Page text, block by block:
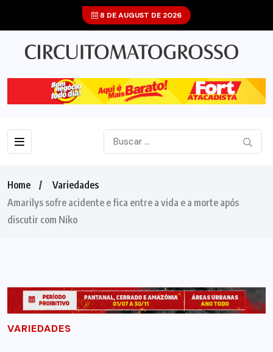
8 DE AUGUST DE 2026
Home
Variedades
Amarilys sofre acidente e fica entre a vida e a morte após
discutir com Niko
VARIEDADES